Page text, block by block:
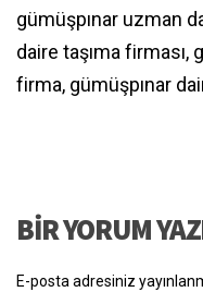
gümüşpınar uzman
daire taşıma firması,
firma, gümüşpınar
BIR YORUM
E-posta adresiniz